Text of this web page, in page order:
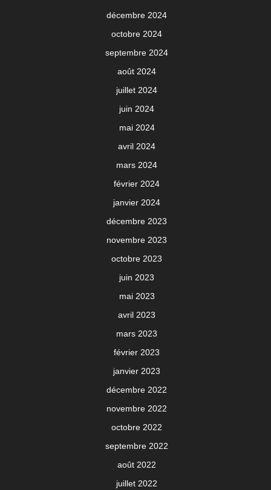
décembre 2024
octobre 2024
septembre 2024
août 2024
juillet 2024
juin 2024
mai 2024
avril 2024
mars 2024
février 2024
janvier 2024
décembre 2023
novembre 2023
octobre 2023
juin 2023
mai 2023
avril 2023
mars 2023
février 2023
janvier 2023
décembre 2022
novembre 2022
octobre 2022
septembre 2022
août 2022
juillet 2022